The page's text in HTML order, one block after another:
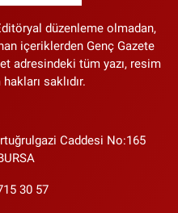
düzenleme olmadan,
içeriklerden Genç Gazete
adresindeki tüm yazı, resim
saklıdır.
Caddesi No:165
30 57